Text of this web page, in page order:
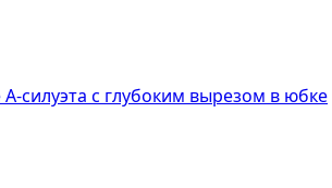
силуэта с глубоким вырезом в юбке